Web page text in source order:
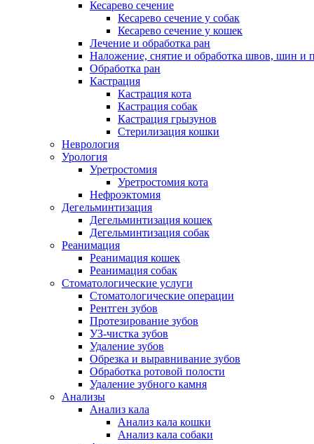
Кесарево сечение
Кесарево сечение у собак
Кесарево сечение у кошек
Лечение и обработка ран
Наложение, снятие и обработка швов, шин и
Обработка ран
Кастрация
Кастрация кота
Кастрация собак
Кастрация грызунов
Стерилизация кошки
Неврология
Урология
Уретростомия
Уретростомия кота
Нефроэктомия
Дегельминтизация
Дегельминтизация кошек
Дегельминтизация собак
Реанимация
Реанимация кошек
Реанимация собак
Стоматологические услуги
Стоматологические операции
Рентген зубов
Протезирование зубов
УЗ-чистка зубов
Удаление зубов
Обрезка и выравнивание зубов
Обработка ротовой полости
Удаление зубного камня
Анализы
Анализ кала
Анализ кала кошки
Анализ кала собаки